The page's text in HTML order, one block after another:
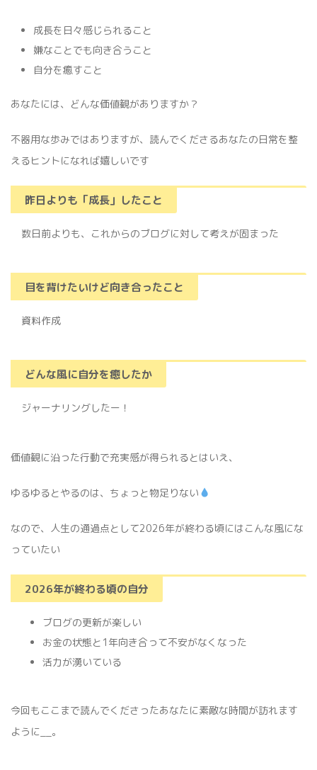
成長を日々感じられること
嫌なことでも向き合うこと
自分を癒すこと
あなたには、どんな価値観がありますか？
不器用な歩みではありますが、読んでくださるあなたの日常を整
えるヒントになれば嬉しいです
昨日よりも「成長」したこと
数日前よりも、これからのブログに対して考えが固まった
目を背けたいけど向き合ったこと
資料作成
どんな風に自分を癒したか
ジャーナリングしたー！
価値観に沿った行動で充実感が得られるとはいえ、
ゆるゆるとやるのは、ちょっと物足りない
なので、人生の通過点として2026年が終わる頃にはこんな風にな
っていたい
2026年が終わる頃の自分
ブログの更新が楽しい
お金の状態と1年向き合って不安がなくなった
活力が湧いている
今回もここまで読んでくださったあなたに素敵な時間が訪れます
ように__。